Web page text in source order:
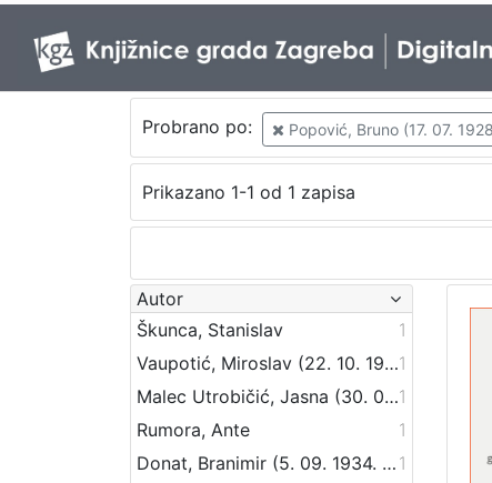
Probrano po: Popović, Bruno (17. 07.
Prikazano 1-1 od 1 zapisa
Autor
Škunca, Stanislav
1
Vaupotić, Miroslav (22. 10. 1925. – 12. 06. 1981.)1
Malec Utrobičić, Jasna (30. 09. 1944.)1
Rumora, Ante
1
Donat, Branimir (5. 09. 1934. – 15. 04. 2010.) 1